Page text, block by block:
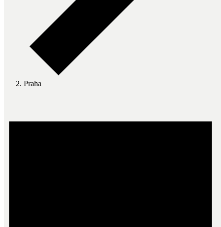
Praha